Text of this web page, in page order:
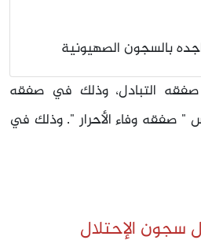
بالسجون الصهيونية
صفقه التبادل، وذلك في صفقه
صفقه وفاء الأحرار ". وذلك في
سجون الإحتلال